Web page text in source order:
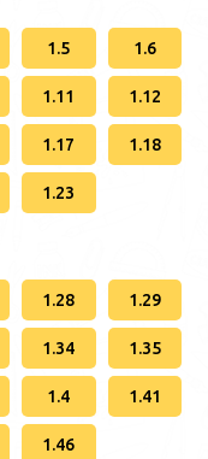
1.5 1.6
1.11 1.12
1.17 1.18
1.23
1.28 1.29
1.34 1.35
1.4 1.41
1.46